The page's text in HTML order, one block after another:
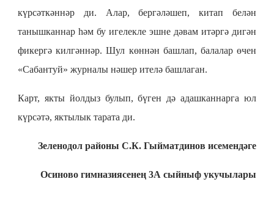
күрсәткәннәр ди. Алар, бергәләшеп, китап белән
танышканнар һәм бу игелекле эшне дәвам итәргә дигән
фикергә килгәннәр. Шул көннән башлап, балалар өчен
«Сабантуй» журналы нәшер ителә башлаган.
Карт, якты йолдыз булып, бүген дә адашканнарга юл
күрсәтә, яктылык тарата ди.
Зеленодол районы С.К. Гыйматдинов исемендәге
Осиново гимназиясенең 3А сыйныф укучылары